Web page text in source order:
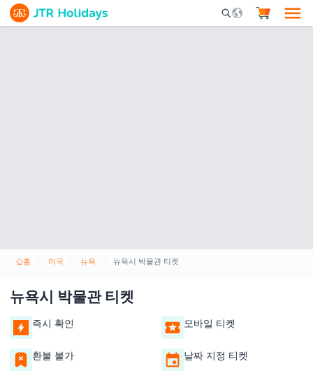
Mobile Search
홈 미국 뉴욕 뉴욕시 박물관 티켓
뉴욕시 박물관 티켓
즉시 확인 모바일 티켓
환불 불가 날짜 지정 티켓